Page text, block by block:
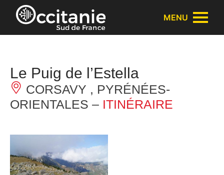
Panneau de gestion des cookies
MENU
Le Puig de l’Estella
CORSAVY , PYRÉNÉES-
ORIENTALES – ITINÉRAIRE